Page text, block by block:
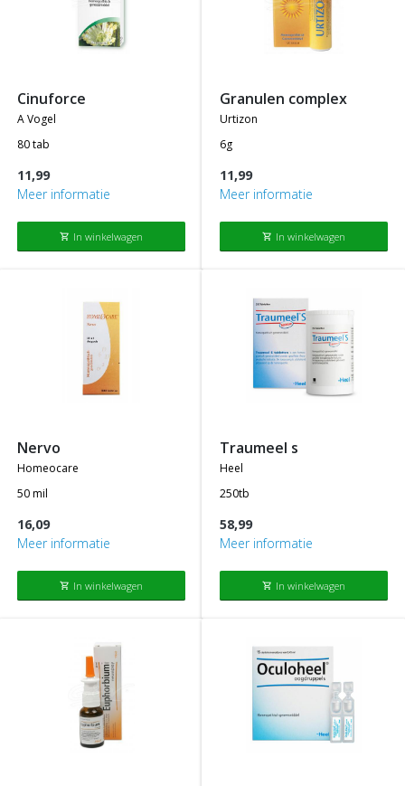
cinuforce
a vogel
80 tab
11,99
Meer informatie
shopping_cart In winkelwagen
granulen complex
urtizon
6g
11,99
Meer informatie
shopping_cart In winkelwagen
nervo
homeocare
50 mil
16,09
Meer informatie
shopping_cart In winkelwagen
traumeel s
heel
250tb
58,99
Meer informatie
shopping_cart In winkelwagen